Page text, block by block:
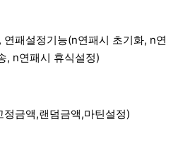
패설정기능(n연패시 초기화, n연
, n연패시 휴식설정)
정금액,랜덤금액,마틴설정)